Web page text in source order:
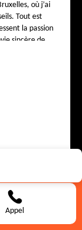
Appel
où j’ai
Tout est
la passion
sincère de
travaillé avec
chaque
j’ai une
la tranquillité
entreprise de